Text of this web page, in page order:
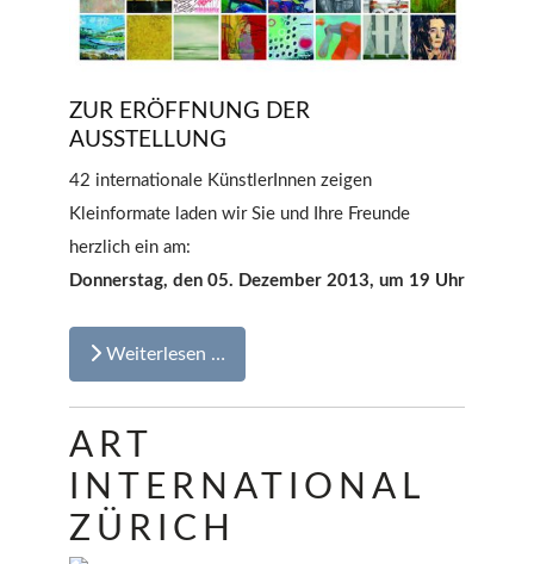
ZUR ERÖFFNUNG DER
AUSSTELLUNG
42 internationale KünstlerInnen zeigen
Kleinformate laden wir Sie und Ihre Freunde
herzlich ein am:
Donnerstag, den 05. Dezember 2013, um 19 Uhr
Weiterlesen …
ART
INTERNATIONAL
ZÜRICH